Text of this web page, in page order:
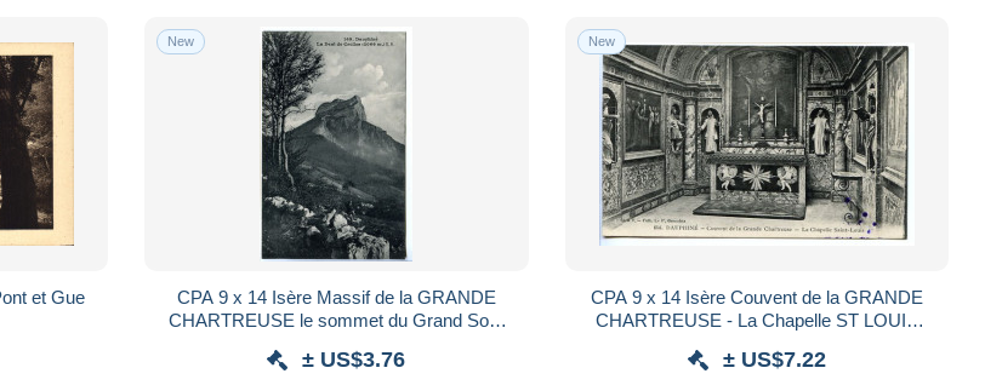
et Gue
New
CPA 9 x 14 Isère Massif de la GRANDE
CHARTREUSE le sommet du Grand Som
± US$3.76
New
CPA 9 x 14 Isère Couvent de la GRANDE
CHARTREUSE - La Chapelle ST LOUIS
± US$7.22